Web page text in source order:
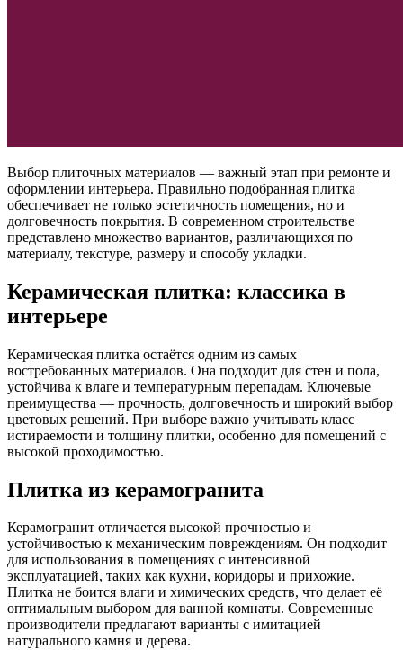
Выбор плиточных материалов — важный этап при ремонте и
оформлении интерьера. Правильно подобранная плитка
обеспечивает не только эстетичность помещения, но и
долговечность покрытия. В современном строительстве
представлено множество вариантов, различающихся по
материалу, текстуре, размеру и способу укладки.
Керамическая плитка: классика в
интерьере
Керамическая плитка остаётся одним из самых
востребованных материалов. Она подходит для стен и пола,
устойчива к влаге и температурным перепадам. Ключевые
преимущества — прочность, долговечность и широкий выбор
цветовых решений. При выборе важно учитывать класс
истираемости и толщину плитки, особенно для помещений с
высокой проходимостью.
Плитка из керамогранита
Керамогранит отличается высокой прочностью и
устойчивостью к механическим повреждениям. Он подходит
для использования в помещениях с интенсивной
эксплуатацией, таких как кухни, коридоры и прихожие.
Плитка не боится влаги и химических средств, что делает её
оптимальным выбором для ванной комнаты. Современные
производители предлагают варианты с имитацией
натурального камня и дерева.